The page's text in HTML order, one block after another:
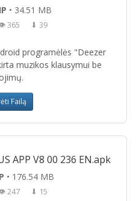
• 34.51 MB
365 ⬇ 39
programėlės "Deezer
muzikos klausymui be
Failą
APP V8 00 236 EN.apk
• 176.54 MB
247 ⬇ 15